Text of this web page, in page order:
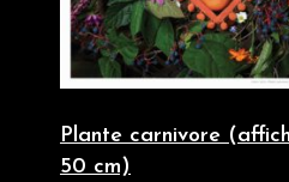
Plante carnivore
50 cm)